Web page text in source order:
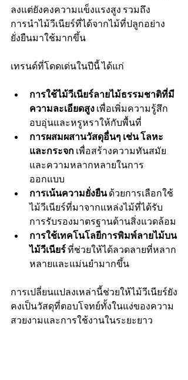
ลงแต่ยังคงความแข็งแรงสูง รวมถึง
การนำไม้วีเนียร์ที่ได้จากไม้ที่ปลูกอย่าง
ยั่งยืนมาใช้มากขึ้น
เทรนด์ที่โดดเด่นในปีนี้ ได้แก่
การใช้ไม้วีเนียร์ลายไม้ธรรมชาติที่มี
ความละเอียดสูง เพื่อเพิ่มความรู้สึก
อบอุ่นและหรูหราให้กับพื้นที่
การผสมผสานวัสดุอื่นๆ เช่น โลหะ
และกระจก เพื่อสร้างความทันสมัย
และความหลากหลายในการ
ออกแบบ
การเน้นความยั่งยืน ด้วยการเลือกใช้
ไม้วีเนียร์ที่มาจากแหล่งไม้ที่ได้รับ
การรับรองมาตรฐานด้านสิ่งแวดล้อม
การใช้เทคโนโลยีการพิมพ์ลายไม้บน
ไม้วีเนียร์ ที่ช่วยให้ได้ลวดลายที่หลาก
หลายและแม่นยำมากขึ้น
การเปลี่ยนแปลงเหล่านี้ช่วยให้ไม้วีเนียร์ยัง
คงเป็นวัสดุที่ตอบโจทย์ทั้งในแง่ของความ
สวยงามและการใช้งานในระยะยาว